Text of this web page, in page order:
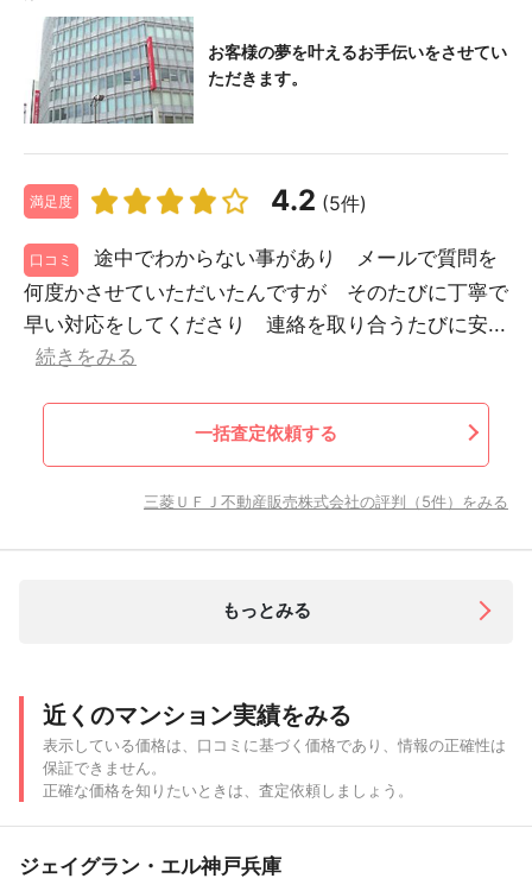
お客様の夢を叶えるお手伝いをさせてい
ただきます。
満足度 4.2 (5件)
口コミ
途中でわからない事があり メールで質問を
何度かさせていただいたんですが そのたびに丁寧で
早い対応をしてくださり 連絡を取り合うたびに安...
続きをみる
一括査定依頼する
三菱ＵＦＪ不動産販売株式会社の評判（5件）をみる
もっとみる
近くのマンション実績をみる
表示している価格は、口コミに基づく価格であり、情報の正確性は
保証できません。
正確な価格を知りたいときは、査定依頼しましょう。
ジェイグラン・エル神戸兵庫